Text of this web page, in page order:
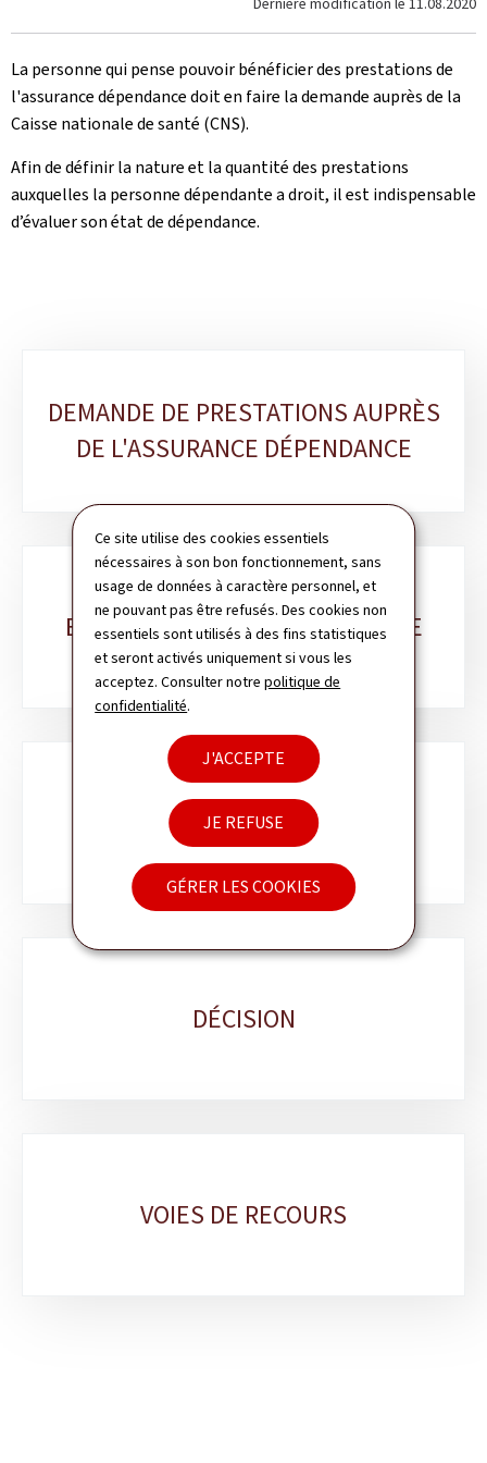
Ce site utilise des cookies essentiels
nécessaires à son bon fonctionnement, sans
usage de données à caractère personnel, et
ne pouvant pas être refusés. Des cookies non
essentiels sont utilisés à des fins statistiques
et seront activés uniquement si vous les
acceptez. Consulter notrepolitique de
confidentialité.
J'ACCEPTE
JE REFUSE
GÉRER LES COOKIES
La personne qui pense pouvoir bénéficier des prestations de
l'assurance dépendance doit en faire la demande auprès de la
Caisse nationale de santé (CNS).
Afin de définir la nature et la quantité des prestations
auxquelles la personne dépendante a droit, il est indispensable
d’évaluer son état de dépendance.
rubriques
DEMANDE DE PRESTATIONS AUPRÈS
DE L'ASSURANCE DÉPENDANCE
EVALUATION DE LA DÉPENDANCE
PRISE EN CHARGE
DÉCISION
VOIES DE RECOURS